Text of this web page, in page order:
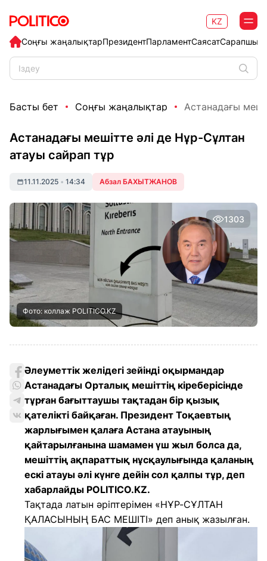
Соңғы жаңалықтарПрезидентПарламентСаясат
KZ
Басты бет Соңғы жаңалықтар Астанадағы
Астанадағы мешітте әлі де Нұр-Сұлтан
атауы сайрап тұр
11.11.2025 • 14:34 Абзал БАХЫТЖАНОВ
1303
Фото: коллаж POLITICO.KZ
Әлеуметтік желідегі зейінді оқырмандар
Астанадағы Орталық мешіттің кіреберісінде
тұрған бағыттаушы тақтадан бір қызық
қателікті байқаған. Президент Тоқаевтың
жарлығымен қалаға Астана атауының
қайтарылғанына шамамен үш жыл болса да,
мешіттің ақпараттық нұсқаулығында қаланың
ескі атауы әлі күнге дейін сол қалпы тұр, деп
хабарлайды POLITICO.KZ.
Тақтада латын әріптерімен «НҰР-СҰЛТАН
ҚАЛАСЫНЫҢ БАС МЕШІТІ» деп анық жазылған.